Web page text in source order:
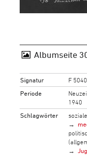
Albumseite
Signatur
F
Periode
1940
Schlagwörter